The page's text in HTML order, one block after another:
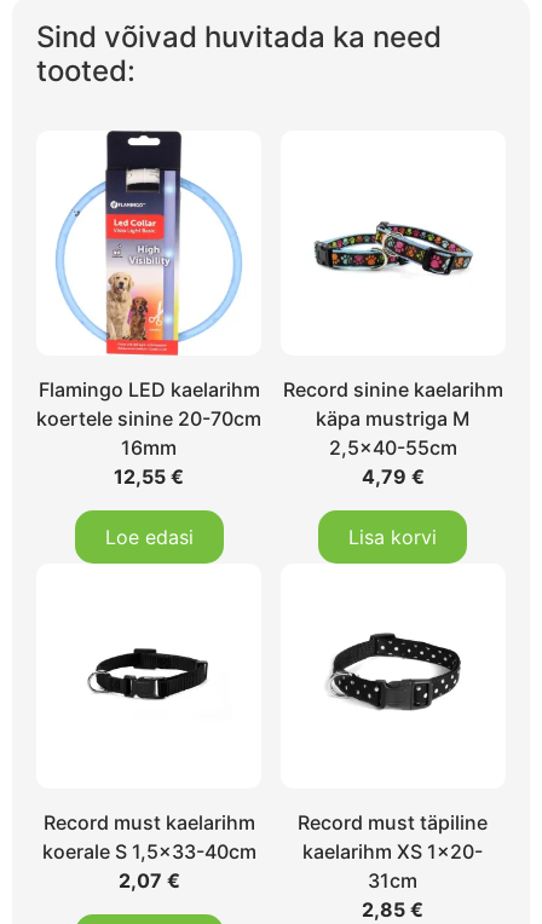
Sind võivad huvitada ka need
tooted:
Flamingo LED kaelarihm
koertele sinine 20-70cm
16mm
12,55€
Loe edasi
Record sinine kaelarihm
käpa mustriga M
2,5×40-55cm
4,79 €
Lisa korvi
Record must kaelarihm
koerale S 1,5×33-40cm
2,07 €
Record must täpiline
kaelarihm XS 1×20-
31cm
2,85€